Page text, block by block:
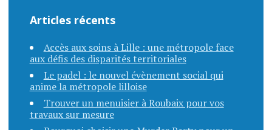
Articles récents
Accès aux soins à Lille : une métropole face
aux défis des disparités territoriales
Le padel : le nouvel évènement social qui
anime la métropole lilloise
Trouver un menuisier à Roubaix pour vos
travaux sur mesure